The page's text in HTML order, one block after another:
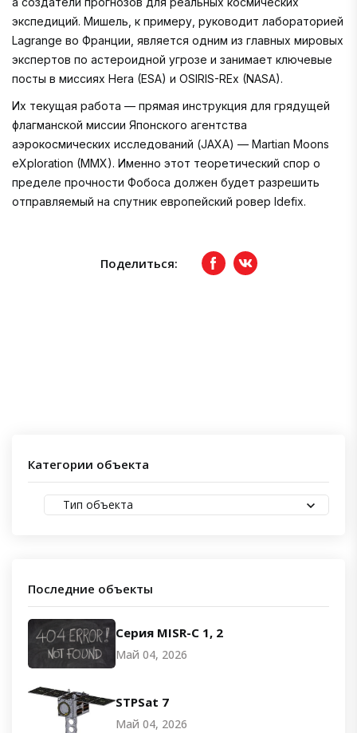
экспедиций. Мишель, к примеру, руководит лабораторией
Lagrange во Франции, является одним из главных мировых
экспертов по астероидной угрозе и занимает ключевые
посты в миссиях Hera (ESA) и OSIRIS-REx (NASA).
Их текущая работа — прямая инструкция для грядущей
флагманской миссии Японского агентства
аэрокосмических исследований (JAXA) — Martian Moons
eXploration (MMX). Именно этот теоретический спор о
пределе прочности Фобоса должен будет разрешить
отправляемый на спутник европейский ровер Idefix.
Поделиться: FacebookвКонтакте
Категории объекта
Тип объекта
Последние объекты
Серия MISR-C 1, 2
Май 04, 2026
STPSat 7
Май 04, 2026